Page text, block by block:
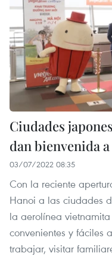
Ciudades
dan bienvenida
03/07/2022 08:35
Con la reciente
Hanoi a las ciudades
la aerolínea
convenientes y fáciles
trabajar, visitar